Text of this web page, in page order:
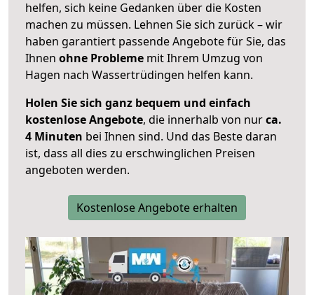
helfen, sich keine Gedanken über die Kosten
machen zu müssen. Lehnen Sie sich zurück – wir
haben garantiert passende Angebote für Sie, das
Ihnen ohne Probleme mit Ihrem Umzug von
Hagen nach Wassertrüdingen helfen kann.
Holen Sie sich ganz bequem und einfach
kostenlose Angebote, die innerhalb von nurca.
4 Minuten bei Ihnen sind. Und das Beste daran
ist, dass all dies zu erschwinglichen Preisen
angeboten werden.
Kostenlose Angebote erhalten